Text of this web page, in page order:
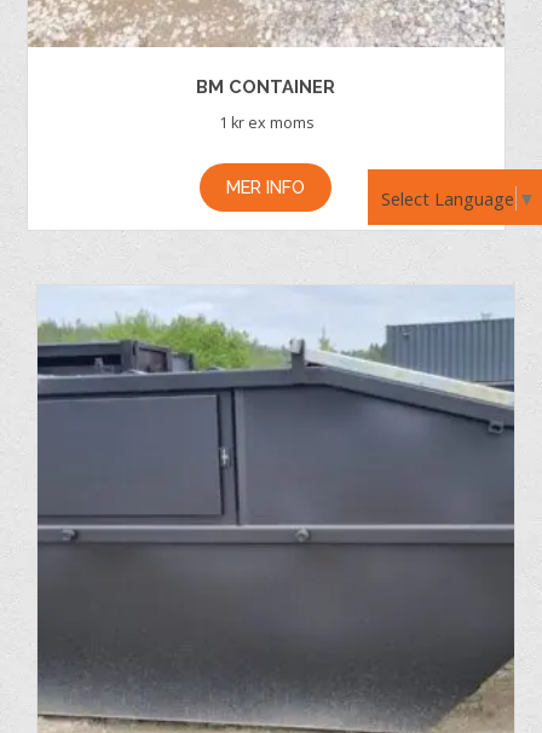
Select Language ▼
BM CONTAINER
1 kr ex moms
MER INFO